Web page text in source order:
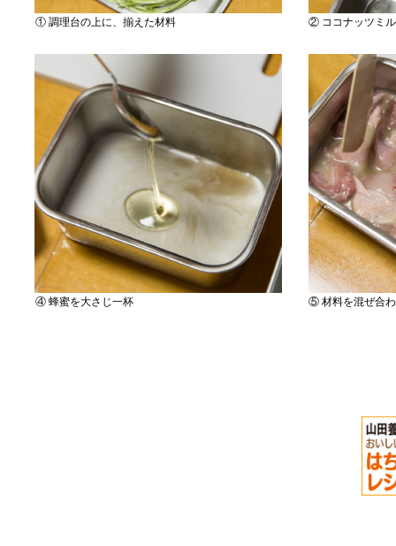
① 調理台の上に、揃えた材料 ② ココナッツミ
④ 蜂蜜を大さじ一杯 ⑤ 材料を混ぜ合